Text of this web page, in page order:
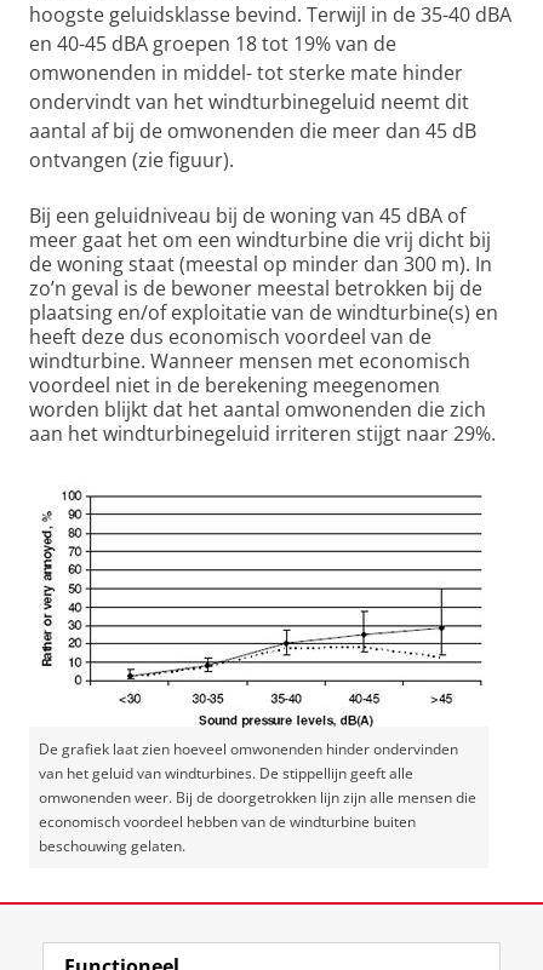
hoogste geluidsklasse bevind. Terwijl in de 35-40 dBA
en 40-45 dBA groepen 18 tot 19% van de
omwonenden in middel- tot sterke mate hinder
ondervindt van het windturbinegeluid neemt dit
aantal af bij de omwonenden die meer dan 45 dB
ontvangen (zie figuur).
Bij een geluidniveau bij de woning van 45 dBA of
meer gaat het om een windturbine die vrij dicht bij
de woning staat (meestal op minder dan 300 m). In
zo’n geval is de bewoner meestal betrokken bij de
plaatsing en/of exploitatie van de windturbine(s) en
heeft deze dus economisch voordeel van de
windturbine. Wanneer mensen met economisch
voordeel niet in de berekening meegenomen
worden blijkt dat het aantal omwonenden die zich
aan het windturbinegeluid irriteren stijgt naar 29%.
De grafiek laat zien hoeveel omwonenden hinder ondervinden
van het geluid van windturbines. De stippellijn geeft alle
omwonenden weer. Bij de doorgetrokken lijn zijn alle mensen die
economisch voordeel hebben van de windturbine buiten
beschouwing gelaten.